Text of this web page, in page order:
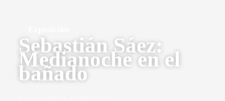
Sebastián Sáez:
Medianoche en el
bañado